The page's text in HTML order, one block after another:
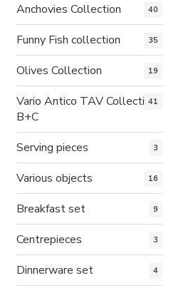
Anchovies Collection 40
Funny Fish collection 35
Olives Collection 19
Vario Antico TAV Collection
B+C
41
Serving pieces 3
Various objects 16
Breakfast set 9
Centrepieces 3
Dinnerware set 4